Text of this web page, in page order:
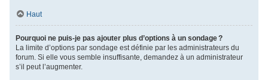
Haut
Pourquoi ne puis-je pas ajouter plus d’options à un sondage ?
La limite d’options par sondage est définie par les administrateurs du
forum. Si elle vous semble insuffisante, demandez à un administrateur
s’il peut l’augmenter.